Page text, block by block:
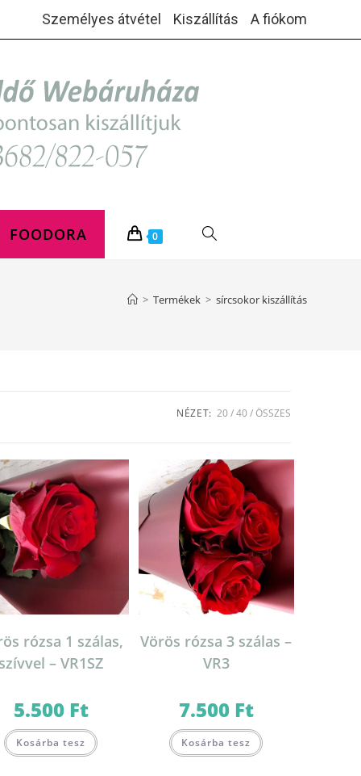
Személyes átvétel Kiszállítás A fiókom
FOODORA 0 TOGGLE
> Termékek > sírcsokor kiszállítás
NÉZET: 20 40 ÖSSZES
rózsa 1 szálas,
szívvel – VR1SZ
5.500 Ft
Kosárba tesz
Vörös rózsa 3 szálas –
VR3
7.500 Ft
Kosárba tesz